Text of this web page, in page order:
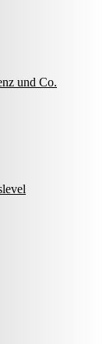
und Co.